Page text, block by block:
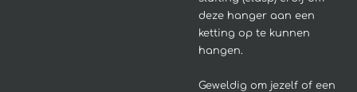
deze hanger aan een
ketting op te kunnen
hangen.
Geweldig om jezelf of een